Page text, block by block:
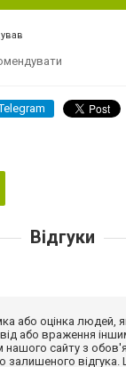
Відгуки
або оцінка людей,
або враження
нашого сайту з
залишеного